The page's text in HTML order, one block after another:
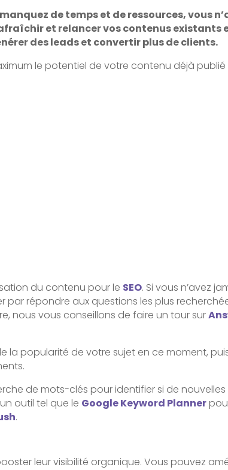
de temps et de ressources, vous
et relancer vos contenus existants
des leads et convertir plus de clients.
le potentiel de votre contenu déjà publié
du contenu pour le SEO. Si vous n’avez
répondre aux questions les plus
nous vous conseillons de faire un tour sur
la popularité de votre sujet en ce moment,
de mots-clés pour identifier si de
outil tel que le Google Keyword Planner
.
leur visibilité organique. Vous pouvez